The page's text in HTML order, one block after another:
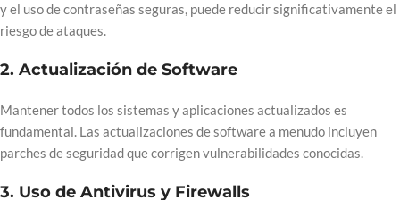
y el uso de contraseñas seguras, puede reducir significativamente el
riesgo de ataques.
2. Actualización de Software
Mantener todos los sistemas y aplicaciones actualizados es
fundamental. Las actualizaciones de software a menudo incluyen
parches de seguridad que corrigen vulnerabilidades conocidas.
3. Uso de Antivirus y Firewalls